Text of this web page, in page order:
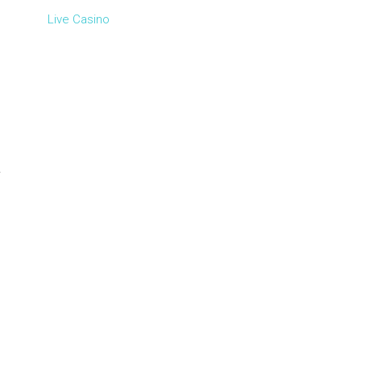
Live Casino